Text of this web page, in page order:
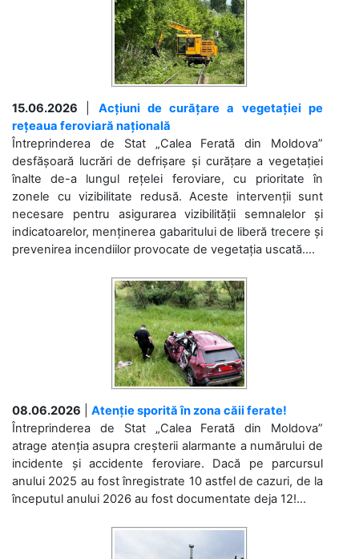
15.06.2026
Acțiuni de curățare a vegetației pe
rețeaua feroviară națională
Întreprinderea de Stat „Calea Ferată din Moldova”
desfășoară lucrări de defrișare și curățare a vegetației
înalte de-a lungul rețelei feroviare, cu prioritate în
zonele cu vizibilitate redusă. Aceste intervenții sunt
necesare pentru asigurarea vizibilității semnalelor și
indicatoarelor, menținerea gabaritului de liberă trecere și
prevenirea incendiilor provocate de vegetația uscată....
08.06.2026
Atenție sporită în zona căii ferate!
Întreprinderea de Stat „Calea Ferată din Moldova”
atrage atenția asupra creșterii alarmante a numărului de
incidente și accidente feroviare. Dacă pe parcursul
anului 2025 au fost înregistrate 10 astfel de cazuri, de la
începutul anului 2026 au fost documentate deja 12!...